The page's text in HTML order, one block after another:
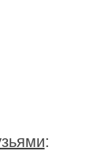
: